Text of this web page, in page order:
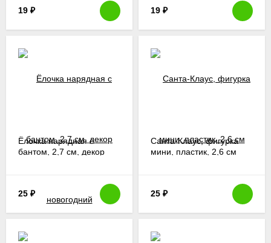
19 ₽ 19 ₽
Ёлочка нарядная с
бантом, 2,7 см, декор
25 ₽
Санта-Клаус, фигурка
мини, пластик, 2,6 см
25 ₽